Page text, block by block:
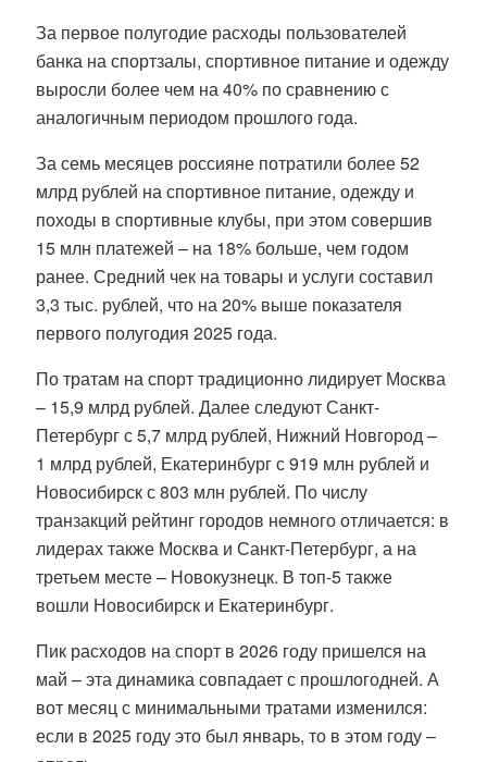
За первое полугодие расходы пользователей
банка на спортзалы, спортивное питание и одежду
выросли более чем на 40% по сравнению с
аналогичным периодом прошлого года.
За семь месяцев россияне потратили более 52
млрд рублей на спортивное питание, одежду и
походы в спортивные клубы, при этом совершив
15 млн платежей – на 18% больше, чем годом
ранее. Средний чек на товары и услуги составил
3,3 тыс. рублей, что на 20% выше показателя
первого полугодия 2025 года.
По тратам на спорт традиционно лидирует Москва
– 15,9 млрд рублей. Далее следуют Санкт-
Петербург с 5,7 млрд рублей, Нижний Новгород –
1 млрд рублей, Екатеринбург с 919 млн рублей и
Новосибирск с 803 млн рублей. По числу
транзакций рейтинг городов немного отличается: в
лидерах также Москва и Санкт-Петербург, а на
третьем месте – Новокузнецк. В топ-5 также
вошли Новосибирск и Екатеринбург.
Пик расходов на спорт в 2026 году пришелся на
май – эта динамика совпадает с прошлогодней. А
вот месяц с минимальными тратами изменился:
если в 2025 году это был январь, то в этом году –